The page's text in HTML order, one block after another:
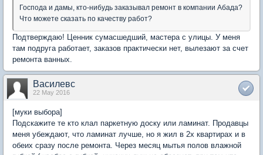
Господа и дамы, кто-нибудь заказывал ремонт в компании Абада?
Что можете сказать по качеству работ?
Подтверждаю! Ценник сумасшедший, мастера с улицы. У меня
там подруга работает, заказов практически нет, вылезают за счет
ремонта ванных.
Василевс
22 May 2016
[муки выбора]
Подскажите те кто клал паркетную доску или ламинат. Продавцы
меня убеждают, что ламинат лучше, но я жил в 2х квартирах и в
обеих сразу после ремонта. Через месяц мытья полов влажной